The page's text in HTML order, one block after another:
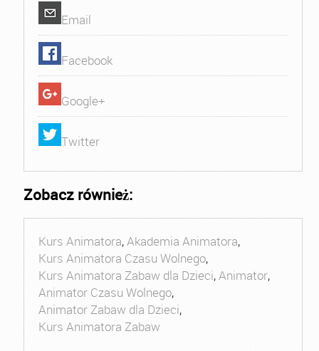
Email
Facebook
Google+
Twitter
Zobacz również:
Kurs Animatora,Akademia Animatora,
Kurs Animatora Czasu Wolnego,
Kurs Animatora Zabaw dla Dzieci,Animator,
Animator Czasu Wolnego,
Animator Zabaw dla Dzieci,
Kurs Animatora Zabaw